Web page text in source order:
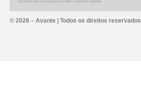
Alternative:
© 2026 – Avante | Todos os direitos reservados